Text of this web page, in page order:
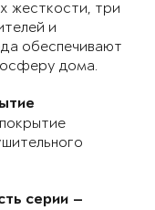
жесткости, три
и
обеспечивают
дома.
серии —